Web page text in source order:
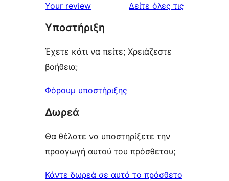
reviews
star
reviews
Your review Δείτε όλες τις
Υποστήριξη
Έχετε κάτι να πείτε; Χρειάζεστε
βοήθεια;
Φόρουμ υποστήριξης
Δωρεά
Θα θέλατε να υποστηρίξετε την
προαγωγή αυτού του πρόσθετου;
Κάντε δωρεά σε αυτό το πρόσθετο